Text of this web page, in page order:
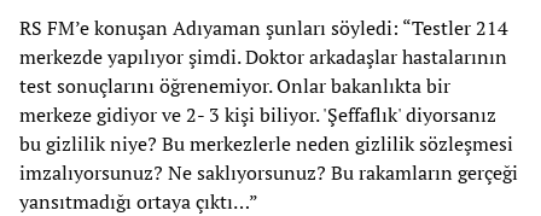
RS FM’e konuşan Adıyaman şunları söyledi: “Testler 214
merkezde yapılıyor şimdi. Doktor arkadaşlar hastalarının
test sonuçlarını öğrenemiyor. Onlar bakanlıkta bir
merkeze gidiyor ve 2- 3 kişi biliyor. 'Şeffaflık' diyorsanız
bu gizlilik niye? Bu merkezlerle neden gizlilik sözleşmesi
imzalıyorsunuz? Ne saklıyorsunuz? Bu rakamların gerçeği
yansıtmadığı ortaya çıktı…”